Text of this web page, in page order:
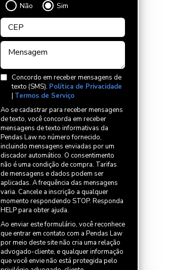
Não
Sim
Concordo em receber mensagens de
texto (SMS). Política de Privacidade
| Termos de Serviço
Ao se cadastrar para receber mensagens
de texto, você concorda em receber
mensagens de texto informativas da
Pendas Law no número fornecido,
incluindo mensagens enviadas por um
discador automático. O consentimento
não é uma condição de compra. Tarifas
de mensagens e dados podem ser
aplicadas. A frequência das mensagens
varia. Cancele a inscrição a qualquer
momento respondendo STOP. Responda
HELP para obter ajuda.
Ao enviar este formulário, você reconhece
que entrar em contato com a Pendas Law
por meio deste site não cria uma relação
advogado-cliente, e qualquer informação
que você envie não está protegida pelo